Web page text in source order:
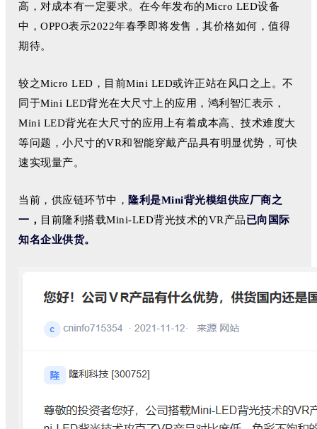
高，对成本有一定要求。在今年发布的Micro LED设备
中，OPPO表示2022年春季即将发售，其价格如何，值得
期待。
较之Micro LED，目前Mini LED或许正站在风口之上。不
同于Mini LED背光在大尺寸上的应用，鸿利智汇表示，
Mini LED背光在大尺寸的应用上有着成本高、技术难度大
等问题，小尺寸的VR和智能穿戴产品具有明显优势，可快
速实现量产。
当前，供应链环节中， 隆利是Mini背光模组供应厂商之
一， 目前隆利搭载Mini-LED背光技术的VR产品已向国际
知名企业供货。